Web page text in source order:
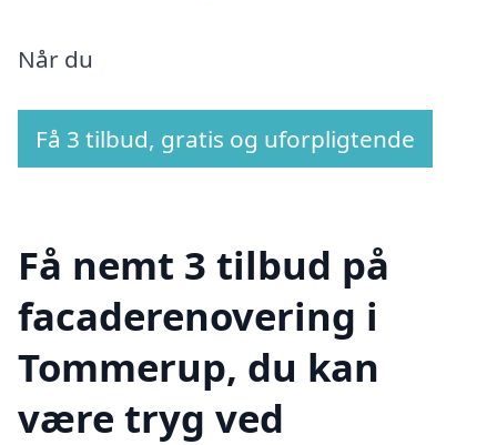
Når du
Få 3 tilbud, gratis og uforpligtende
Få nemt 3 tilbud på
facaderenovering i
Tommerup, du kan
være tryg ved